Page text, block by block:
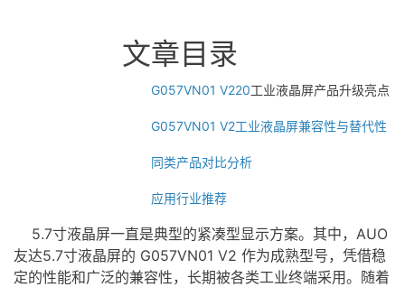
文章目录
G057VN01 V220工业液晶屏产品升级亮点
G057VN01 V2工业液晶屏兼容性与替代性
同类产品对比分析
应用行业推荐
5.7寸液晶屏一直是典型的紧凑型显示方案。其中，AUO
友达5.7寸液晶屏的 G057VN01 V2 作为成熟型号，凭借稳
定的性能和广泛的兼容性，长期被各类工业终端采用。随着